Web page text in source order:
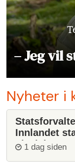
– Jeg vil
Nyheter i
Innlandet
ulvejakt
1 dag siden